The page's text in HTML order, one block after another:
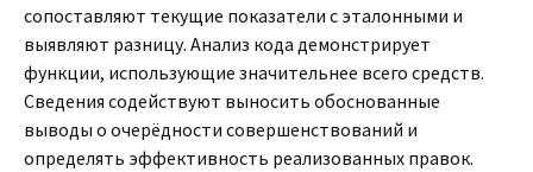
сопоставляют текущие показатели с эталонными и
выявляют разницу. Анализ кода демонстрирует
функции, использующие значительнее всего средств.
Сведения содействуют выносить обоснованные
выводы о очерёдности совершенствований и
определять эффективность реализованных правок.